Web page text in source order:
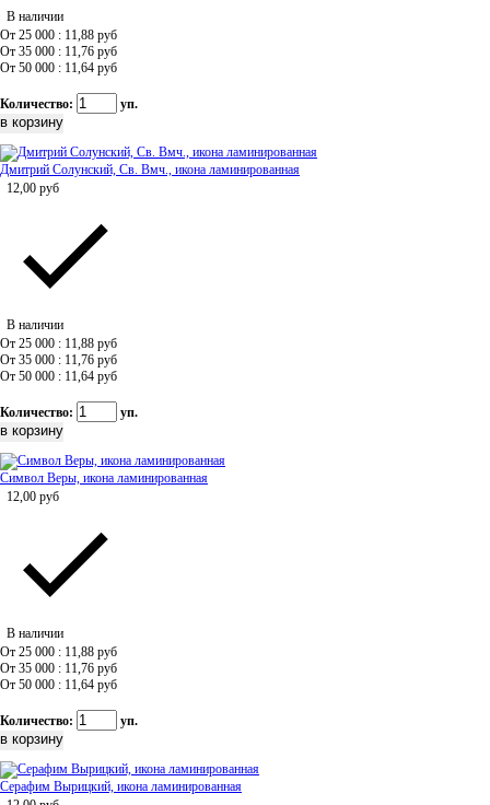
В наличии
От 25 000 : 11,88 руб
От 35 000 : 11,76 руб
От 50 000 : 11,64 руб
Количество: уп.
Дмитрий Солунский, Св. Вмч., икона ламинированная
12,00 руб
В наличии
От 25 000 : 11,88 руб
От 35 000 : 11,76 руб
От 50 000 : 11,64 руб
Количество: уп.
Символ Веры, икона ламинированная
12,00 руб
В наличии
От 25 000 : 11,88 руб
От 35 000 : 11,76 руб
От 50 000 : 11,64 руб
Количество: уп.
Серафим Вырицкий, икона ламинированная